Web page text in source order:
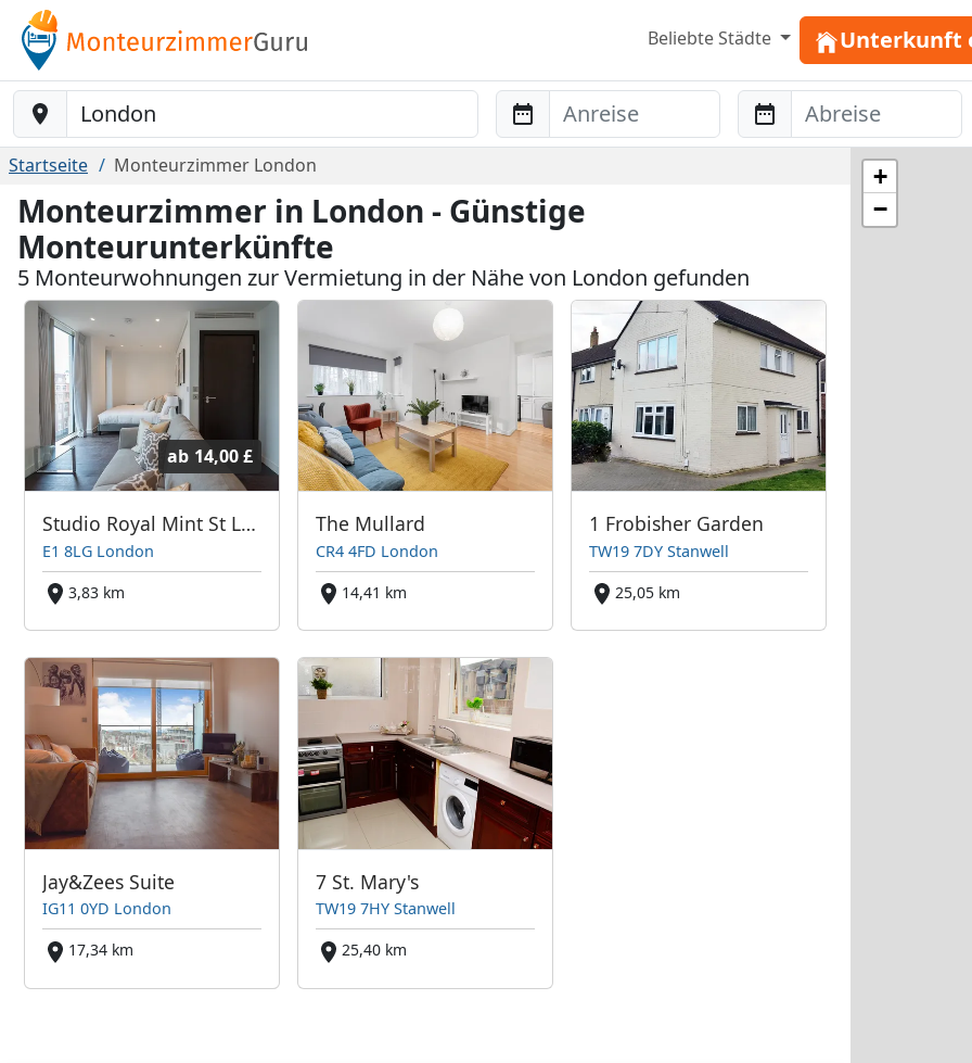
Beliebte Städte Unterkunft
Baustelle-Location Anreise Abreise
Startseite Monteurzimmer London
Monteurzimmer in London - Günstige
Monteurunterkünfte
5 Monteurwohnungen zur Vermietung in der Nähe von London gefunden
ab 14,00 £
Studio Royal Mint St London
E1 8LG London
3,83 km
The Mullard
CR4 4FD London
14,41 km
1 Frobisher Garden
TW19 7DY Stanwell
25,05 km
Jay&Zees Suite
IG11 0YD London
17,34 km
7 St. Mary's
TW19 7HY Stanwell
25,40 km
+
−